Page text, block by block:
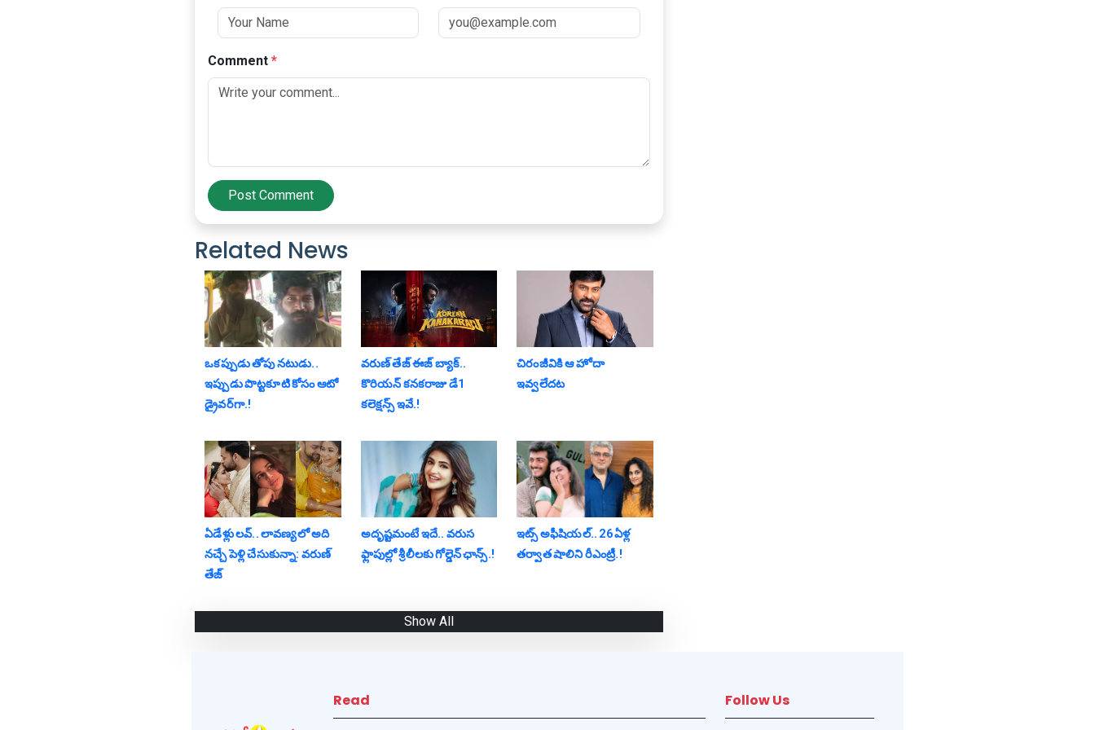
Comment*
Post Comment
Related News
ఒక‌ప్పుడు తోపు న‌టుడు..
ఇప్పుడు పొట్టకూటి కోసం ఆటో
డ్రైవ‌ర్‌గా.!
వరుణ్ తేజ్ ఈజ్ బ్యాక్‌..
కొరియన్ కనకరాజు డే1
క‌లెక్ష‌న్స్ ఇవే.!
చిరంజీవికి ఆ హోదా
ఇవ్వలేదట
ఏడేళ్లు ల‌వ్‌.. లావ‌ణ్య‌లో అది
న‌చ్చే పెళ్లి చేసుకున్నా: వ‌రుణ్
తేజ్‌
అదృష్టమంటే ఇదే.. వ‌రుస
ఫ్లాపుల్లో శ్రీ‌లీల‌కు గోల్డెన్ ఛాన్స్‌.!
ఇట్స్ అఫీషియ‌ల్‌.. 26 ఏళ్ల
తర్వాత షాలిని రీఎంట్రీ.!
Show All
Read Follow Us